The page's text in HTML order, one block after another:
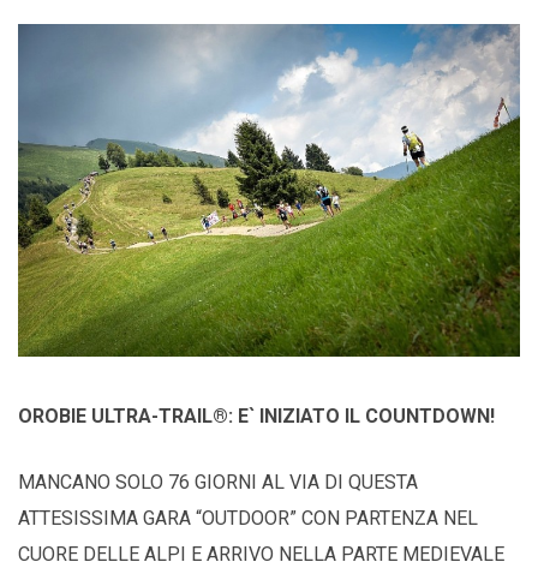
OROBIE ULTRA-TRAIL®: E` INIZIATO IL COUNTDOWN!
MANCANO SOLO 76 GIORNI AL VIA DI QUESTA
ATTESISSIMA GARA “OUTDOOR” CON PARTENZA NEL
CUORE DELLE ALPI E ARRIVO NELLA PARTE MEDIEVALE